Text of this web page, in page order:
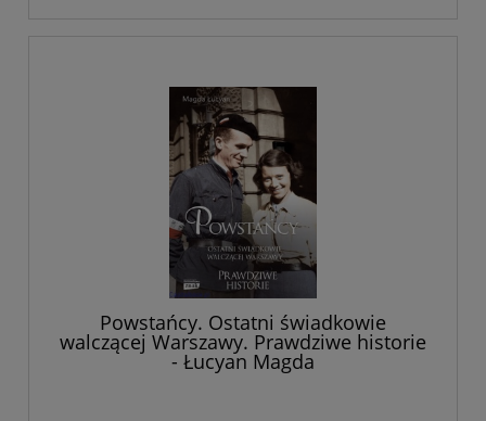
Powstańcy. Ostatni świadkowie
walczącej Warszawy. Prawdziwe historie
- Łucyan Magda